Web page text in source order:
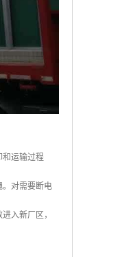
和运输过程
。对需要断电
入新厂区，